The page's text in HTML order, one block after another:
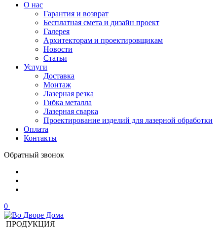
О нас
Гарантия и возврат
Бесплатная смета и дизайн проект
Галерея
Архитекторам и проектировщикам
Новости
Статьи
Услуги
Доставка
Монтаж
Лазерная резка
Гибка металла
Лазерная сварка
Проектирование изделий для лазерной обработки
Оплата
Контакты
Обратный звонок
0
ПРОДУКЦИЯ